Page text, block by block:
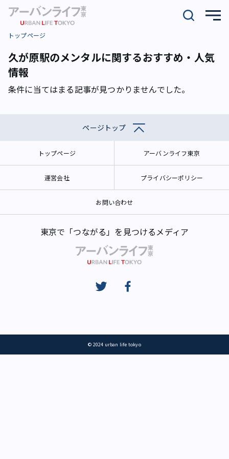
トップページ
久が原駅のメンタルに関するおすすめ・人気
情報
条件に当てはまる記事が見つかりませんでした。
ページトップ
トップページ アーバンライフ東京
運営会社 プライバシーポリシー
お問い合わせ
東京で「つながる」を見つけるメディア
© 2024 urban life tokyo